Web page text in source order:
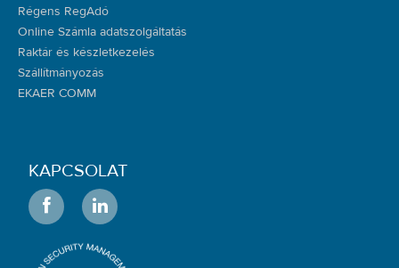
Régens RegAdó
Online Számla adatszolgáltatás
Raktár és készletkezelés
Szállítmányozás
EKAER COMM
KAPCSOLAT